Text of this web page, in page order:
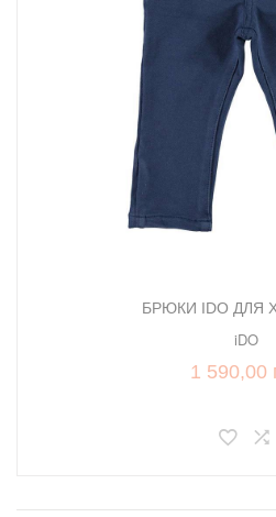
БРЮКИ IDO ДЛЯ
iDO
1 590,00